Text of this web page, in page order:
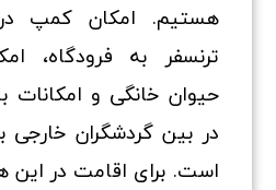
هستیم. امکان کمپ در
ترنسفر به فرودگاه،
حیوان خانگی و امکانات
در بین گردشگران خارجی
است. برای اقامت در این